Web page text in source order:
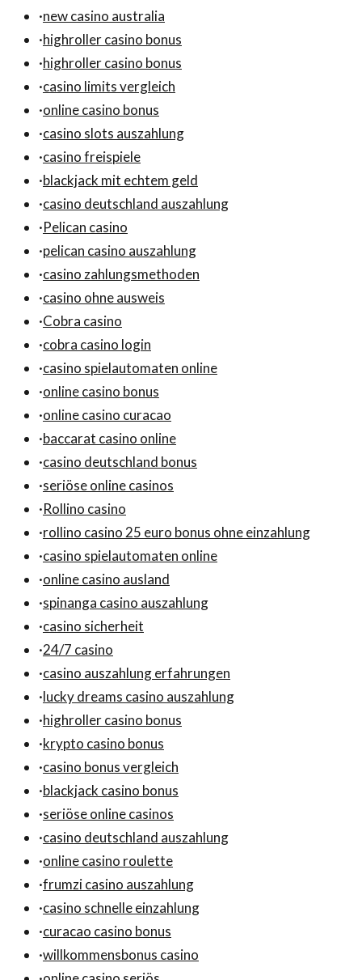
·new casino australia
·highroller casino bonus
·highroller casino bonus
·casino limits vergleich
·online casino bonus
·casino slots auszahlung
·casino freispiele
·blackjack mit echtem geld
·casino deutschland auszahlung
·Pelican casino
·pelican casino auszahlung
·casino zahlungsmethoden
·casino ohne ausweis
·Cobra casino
·cobra casino login
·casino spielautomaten online
·online casino bonus
·online casino curacao
·baccarat casino online
·casino deutschland bonus
·seriöse online casinos
·Rollino casino
·rollino casino 25 euro bonus ohne einzahlung
·casino spielautomaten online
·online casino ausland
·spinanga casino auszahlung
·casino sicherheit
·24/7 casino
·casino auszahlung erfahrungen
·lucky dreams casino auszahlung
·highroller casino bonus
·krypto casino bonus
·casino bonus vergleich
·blackjack casino bonus
·seriöse online casinos
·casino deutschland auszahlung
·online casino roulette
·frumzi casino auszahlung
·casino schnelle einzahlung
·curacao casino bonus
·willkommensbonus casino